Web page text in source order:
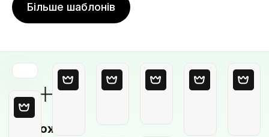
Більше шаблонів
Порожній